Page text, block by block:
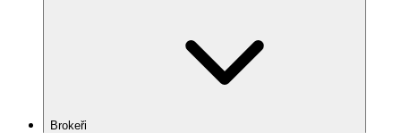
Brokeři